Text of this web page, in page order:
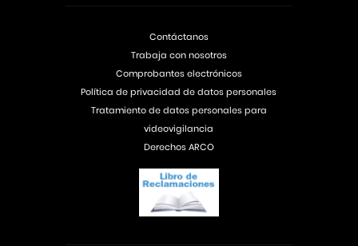
Contáctanos
Trabaja con nosotros
Comprobantes electrónicos
Política de privacidad de datos personales
Tratamiento de datos personales para
videovigilancia
Derechos ARCO